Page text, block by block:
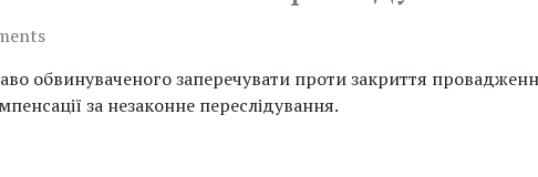
обвинуваченого заперечувати проти закриття
за незаконне переслідування.